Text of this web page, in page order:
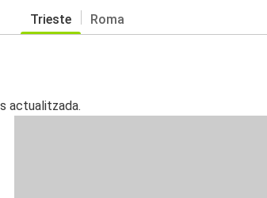
Trieste Roma
actualitzada.